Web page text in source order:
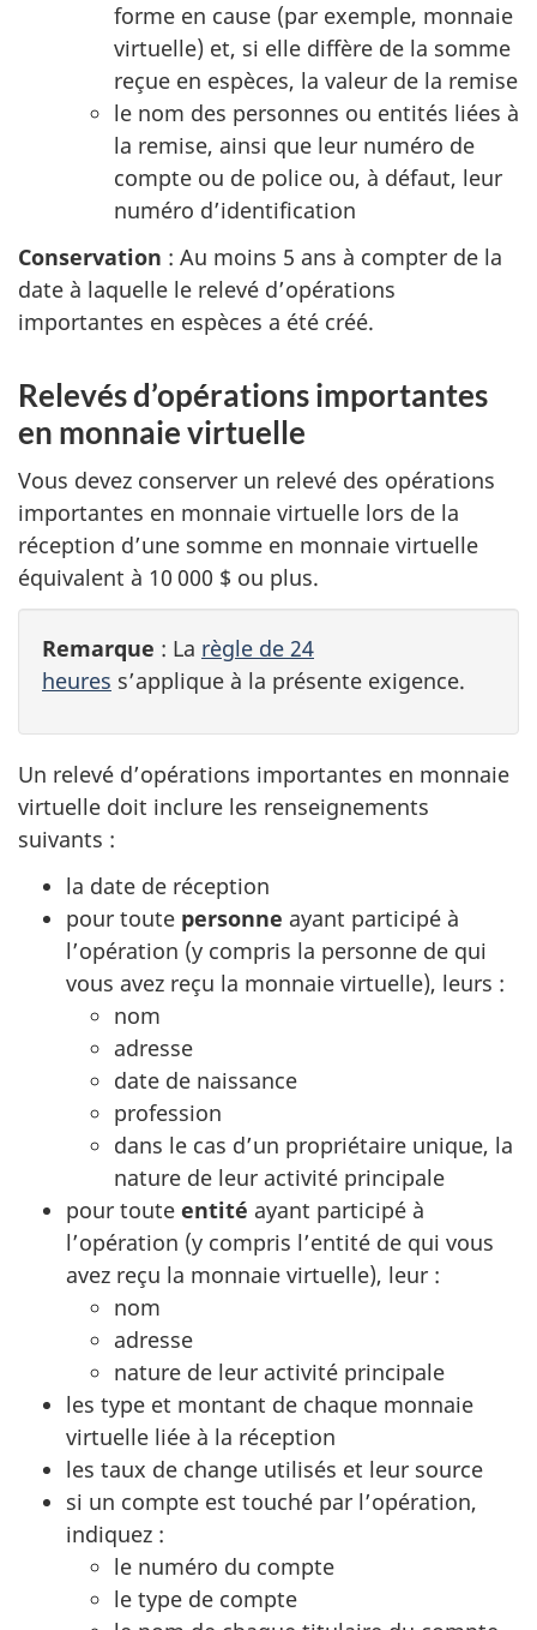
forme en cause (par exemple, monnaie
virtuelle) et, si elle diffère de la somme
reçue en espèces, la valeur de la remise
le nom des personnes ou entités liées à
la remise, ainsi que leur numéro de
compte ou de police ou, à défaut, leur
numéro d’identification
Conservation : Au moins 5 ans à compter de la
date à laquelle le relevé d’opérations
importantes en espèces a été créé.
Relevés d’opérations importantes
en monnaie virtuelle
Vous devez conserver un relevé des opérations
importantes en monnaie virtuelle lors de la
réception d’une somme en monnaie virtuelle
équivalent à 10 000 $ ou plus.
Remarque : La règle de 24
heures s’applique à la présente exigence.
Un relevé d’opérations importantes en monnaie
virtuelle doit inclure les renseignements
suivants :
la date de réception
pour toute personne ayant participé à
l’opération (y compris la personne de qui
vous avez reçu la monnaie virtuelle), leurs :
nom
adresse
date de naissance
profession
dans le cas d’un propriétaire unique, la
nature de leur activité principale
pour toute entité ayant participé à
l’opération (y compris l’entité de qui vous
avez reçu la monnaie virtuelle), leur :
nom
adresse
nature de leur activité principale
les type et montant de chaque monnaie
virtuelle liée à la réception
les taux de change utilisés et leur source
si un compte est touché par l’opération,
indiquez :
le numéro du compte
le type de compte